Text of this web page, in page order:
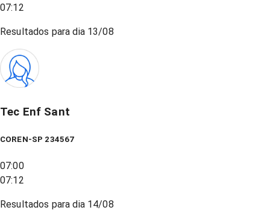
07:12
Resultados para dia 13/08
Tec Enf Sant
COREN-SP 234567
07:00
07:12
Resultados para dia 14/08